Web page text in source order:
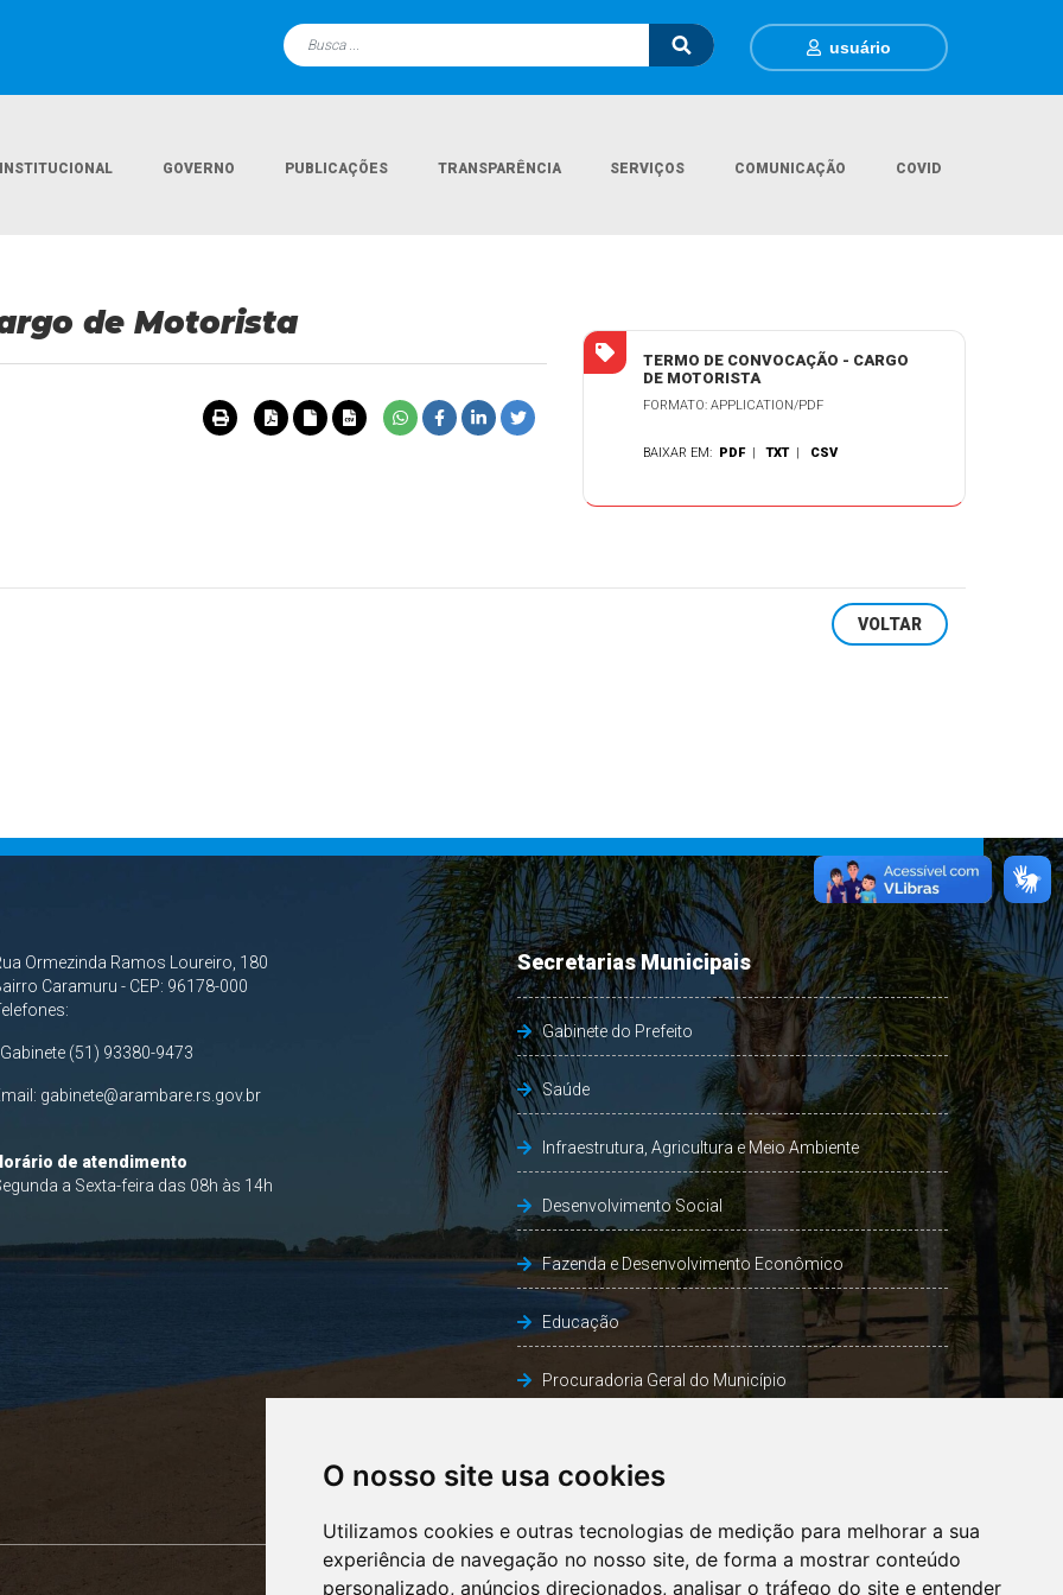
O nosso site usa cookies
Utilizamos cookies e outras tecnologias de medição para melhorar a sua
experiência de navegação no nosso site, de forma a mostrar conteúdo
personalizado, anúncios direcionados, analisar o tráfego do site e entender
usuário
INSTITUCIONAL GOVERNO PUBLICAÇÕES TRANSPARÊNCIA SERVIÇOS COMUNICAÇÃO COVID
de Motorista
TERMO DE CONVOCAÇÃO - CARGO
DE MOTORISTA
FORMATO: APPLICATION/PDF
BAIXAR EM: PDF |TXT | CSV
VOLTAR
Ormezinda Ramos Loureiro, 180
Caramuru - CEP: 96178-000
(51) 93380-9473
gabinete@arambare.rs.gov.br
de atendimento
a Sexta-feira das 08h às 14h
Secretarias Municipais
Gabinete do Prefeito
Saúde
Infraestrutura, Agricultura e Meio Ambiente
Desenvolvimento Social
Fazenda e Desenvolvimento Econômico
Educação
Procuradoria Geral do Município
OUVIDORIA